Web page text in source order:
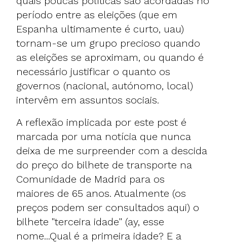
período entre as eleições (que em
Espanha ultimamente é curto, uau)
tornam-se um grupo precioso quando
as eleições se aproximam, ou quando é
necessário justificar o quanto os
governos (nacional, autónomo, local)
intervêm em assuntos sociais.
A reflexão implicada por este post é
marcada por uma notícia que nunca
deixa de me surpreender com a descida
do preço do bilhete de transporte na
Comunidade de Madrid para os
maiores de 65 anos. Atualmente (os
preços podem ser consultados aqui) o
bilhete "terceira idade" (ay, esse
nome...Qual é a primeira idade? E a